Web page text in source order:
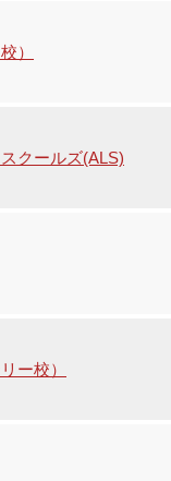
）
クールズ(ALS)
ー校）